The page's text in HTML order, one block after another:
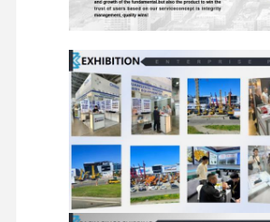
ekskavatör yedek parçaları